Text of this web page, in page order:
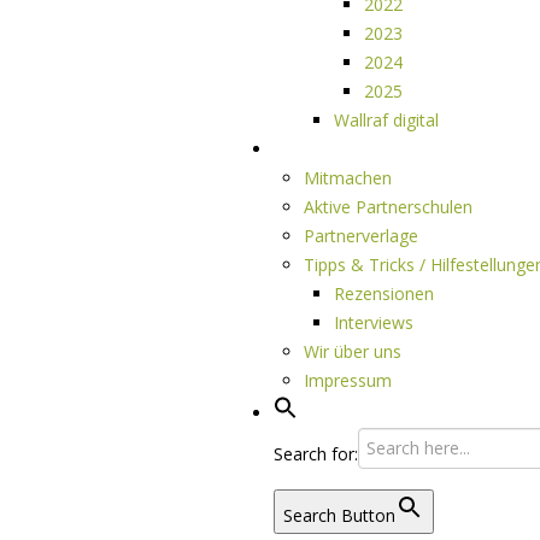
2023
2024
2025
Wallraf digital
Mitmachen
Aktive Partnerschulen
Partnerverlage
Tipps & Tricks /
Rezensionen
Interviews
Wir über uns
Impressum
Search for:
Search Button